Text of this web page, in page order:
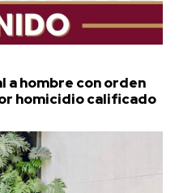
a hombre con orden
homicidio calificado